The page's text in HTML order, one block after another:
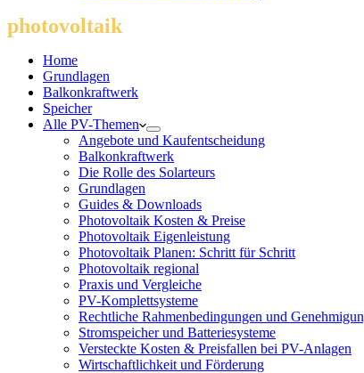
photovoltaik
Home
Grundlagen
Balkonkraftwerk
Speicher
Alle PV-Themen
Angebote und Kaufentscheidung
Balkonkraftwerk
Die Rolle des Solarteurs
Grundlagen
Guides & Downloads
Photovoltaik Kosten & Preise
Photovoltaik Eigenleistung
Photovoltaik Planen: Schritt für Schritt
Photovoltaik regional
Praxis und Vergleiche
PV-Komplettsysteme
Rechtliche Rahmenbedingungen und
Stromspeicher und Batteriesysteme
Versteckte Kosten & Preisfallen bei PV-Anlagen
Wirtschaftlichkeit und Förderung